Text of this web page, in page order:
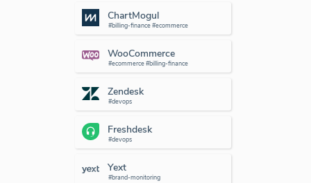
ChartMogul
#billing-finance #ecommerce
WooCommerce
#ecommerce #billing-finance
Zendesk
#devops
Freshdesk
#devops
Yext
#brand-monitoring